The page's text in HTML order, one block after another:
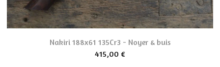
Nakiri 188x61 135Cr3 - Noyer & buis
415,00 €